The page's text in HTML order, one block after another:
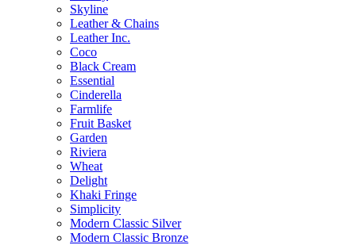
Skyline
Leather & Chains
Leather Inc.
Coco
Black Cream
Essential
Cinderella
Farmlife
Fruit Basket
Garden
Riviera
Wheat
Delight
Khaki Fringe
Simplicity
Modern Classic Silver
Modern Classic Bronze